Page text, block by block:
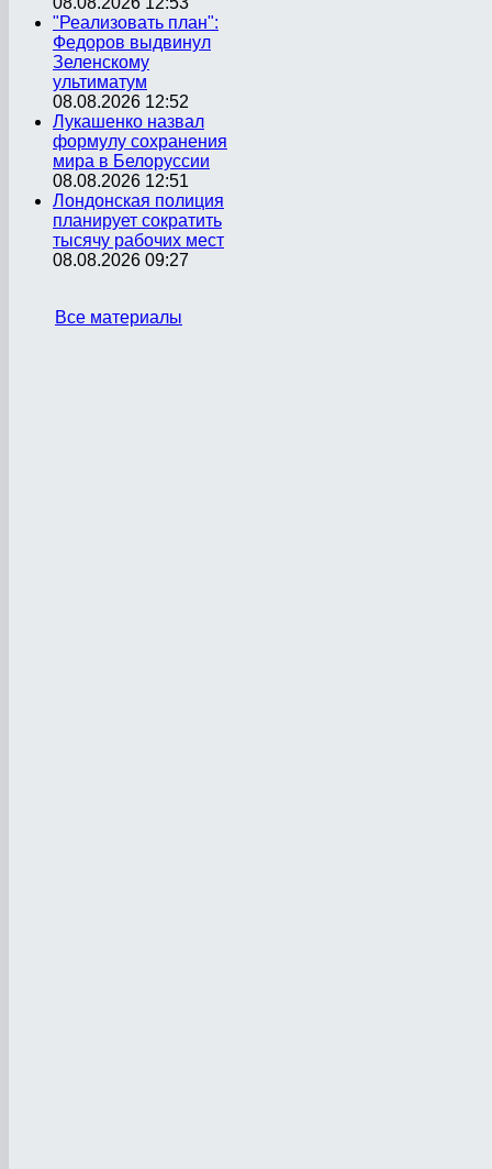
"Реализовать план":
Федоров выдвинул
Зеленскому
ультиматум
08.08.2026 12:52
Лукашенко назвал
формулу сохранения
мира в Белоруссии
08.08.2026 12:51
Лондонская полиция
планирует сократить
тысячу рабочих мест
08.08.2026 09:27
Все материалы